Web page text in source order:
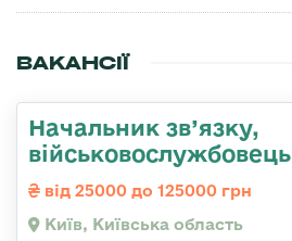
ВАКАНСІЇ
Начальник зв’язку,
військовослужбовець
від 25000 до 125000 грн
Київ, Київська область